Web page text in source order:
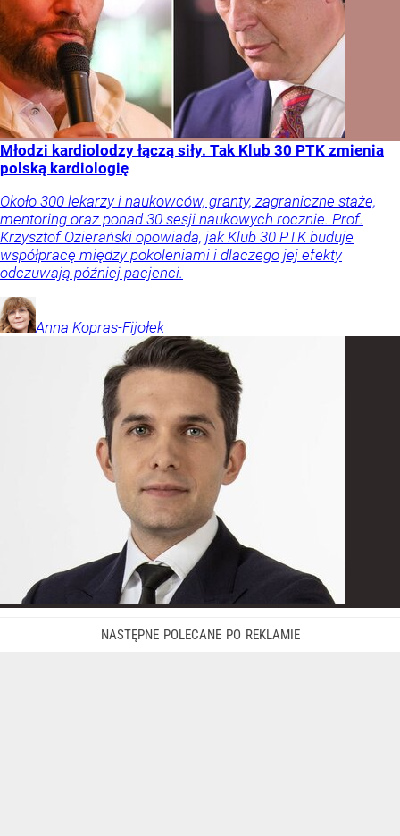
Młodzi kardiolodzy łączą siły. Tak Klub 30 PTK zmienia
polską kardiologię
Około 300 lekarzy i naukowców, granty, zagraniczne staże,
mentoring oraz ponad 30 sesji naukowych rocznie. Prof.
Krzysztof Ozierański opowiada, jak Klub 30 PTK buduje
współpracę między pokoleniami i dlaczego jej efekty
odczuwają później pacjenci.
Anna Kopras-Fijołek